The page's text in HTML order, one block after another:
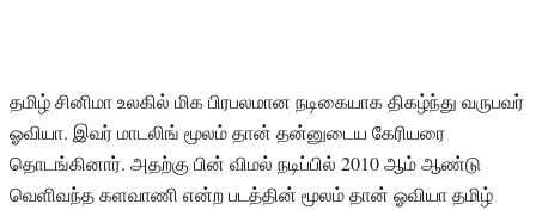
தமிழ் சினிமா உலகில் மிக பிரபலமான நடிகையாக திகழ்ந்து வருபவர்
ஓவியா. இவர் மாடலிங் மூலம் தான் தன்னுடைய கேரியரை
தொடங்கினார். அதற்கு பின் விமல் நடிப்பில் 2010 ஆம் ஆண்டு
வெளிவந்த களவாணி என்ற படத்தின் மூலம் தான் ஓவியா தமிழ்